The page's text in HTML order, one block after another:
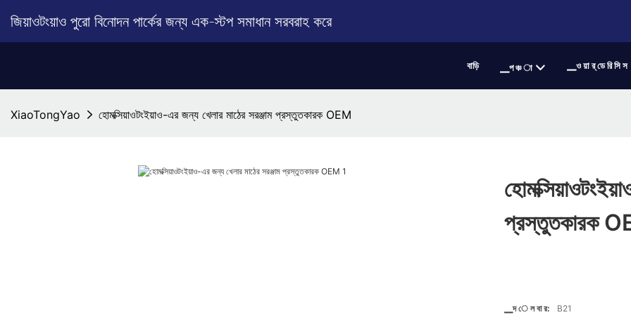
জিয়াওটংয়াও পুরো বিনোদন পার্কের জন্য এক-স্টপ সমাধান সরবরাহ করে
বাড়ি ▁প ঞ্চ া ▁ও য়া র্ ডে রি সি স
XiaoTongYao হোমক্সিয়াওটংইয়াও-এর জন্য খেলার মাঠের সরঞ্জাম প্রস্তুতকারক OEM
প্রস্তুতকারক
▁দ ে ল বা র:
B21